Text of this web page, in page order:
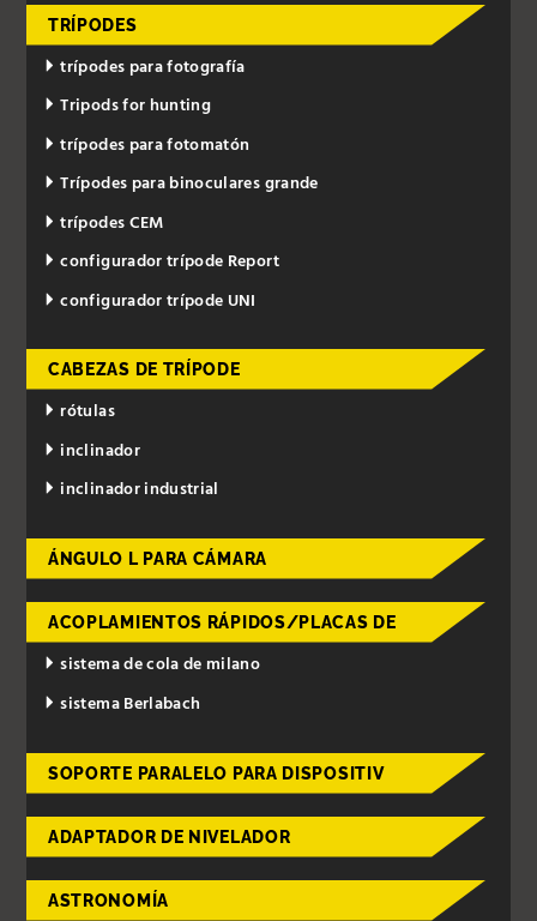
TRÍPODES
trípodes para fotografía
Tripods for hunting
trípodes para fotomatón
Trípodes para binoculares grande
trípodes CEM
configurador trípode Report
configurador trípode UNI
CABEZAS DE TRÍPODE
rótulas
inclinador
inclinador industrial
ÁNGULO L PARA CÁMARA
ACOPLAMIENTOS RÁPIDOS/PLACAS DE
sistema de cola de milano
sistema Berlabach
SOPORTE PARALELO PARA DISPOSITIV
ADAPTADOR DE NIVELADOR
ASTRONOMÍA